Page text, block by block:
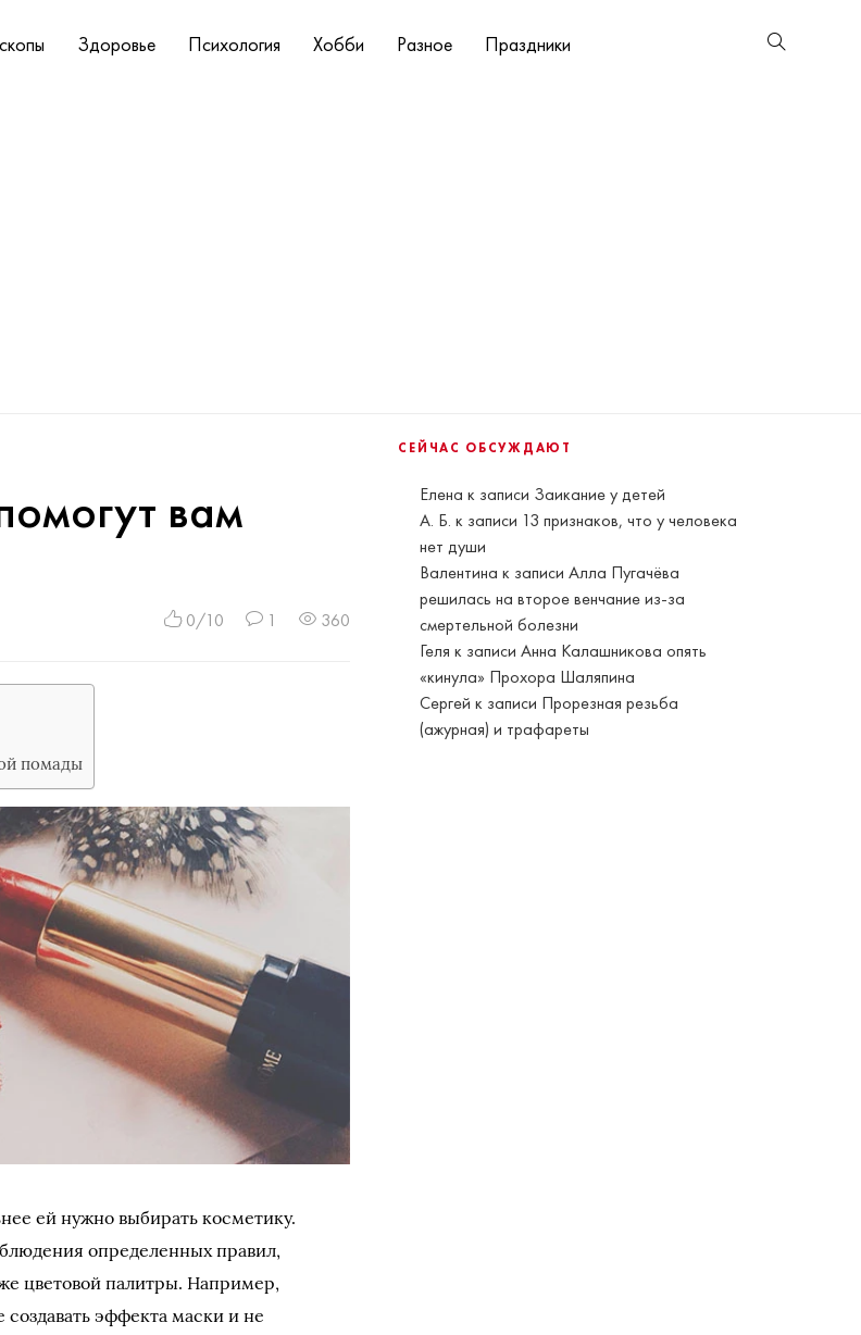
Здоровье Психология Хобби Разное Праздники
СЕЙЧАС ОБСУЖДАЮТ
Елена к записи Заикание у детей
А. Б. к записи 13 признаков, что у человека
нет души
Валентина к записиАлла Пугачёва
решилась на второе венчание из-за
смертельной болезни
Геля к записиАнна Калашникова опять
«кинула» Прохора Шаляпина
Сергей к записи Прорезная резьба
(ажурная) и трафареты
вам
0/10 1 360
помады
ей нужно выбирать косметику.
определенных правил,
цветовой палитры. Например,
эффекта маски и не